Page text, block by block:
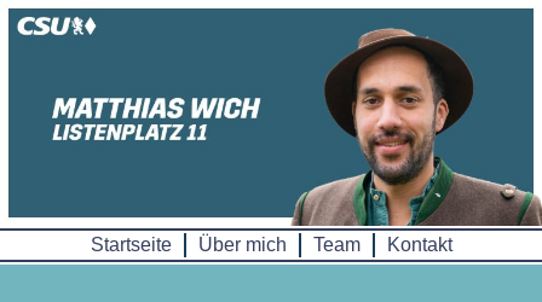
Skip
Startseite Über mich Team Kontakt